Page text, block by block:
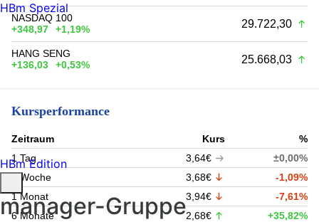
NASDAQ 100
+348,97
+1,19% 29.722,30
HANG SENG
+136,03
+0,53% 25.668,03
Kursperformance
Zeitraum Kurs
%
1 Tag
3,64€
±0,00%
1 Woche
3,68€
-1,09%
1 Monat
3,94€
-7,61%
6 Monate
2,68€
+35,82%
HBm Spezial
HBm Edition
manager-Gruppe